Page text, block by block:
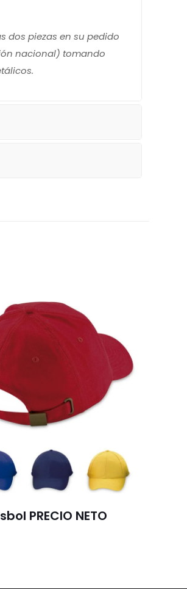
dos piezas en su pedido
nacional) tomando
PRECIO NETO